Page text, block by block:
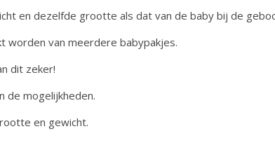
en dezelfde grootte als dat van de baby bij de
worden van meerdere babypakjes.
dit zeker!
de mogelijkheden.
en gewicht.